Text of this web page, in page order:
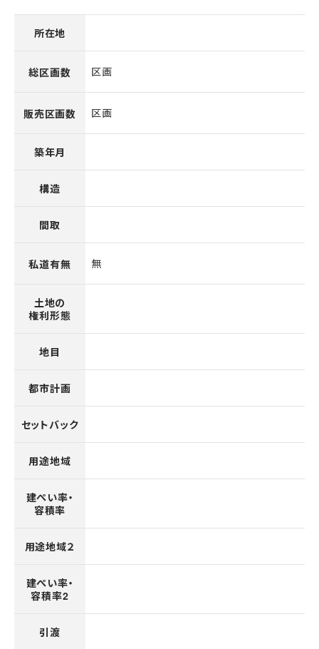
所在地
総区画数 区画
販売区画数 区画
築年月
構造
間取
私道有無 無
土地の
権利形態
地目
都市計画
セットバック
用途地域
建ぺい率・
容積率
用途地域２
建ぺい率・
容積率2
引渡